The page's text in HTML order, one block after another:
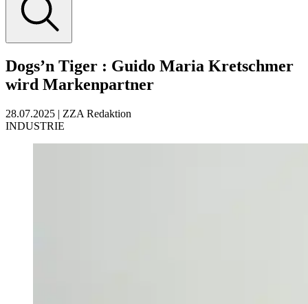
Dogs’n Tiger : Guido Maria Kretschmer
wird Markenpartner
28.07.2025 | ZZA Redaktion
INDUSTRIE